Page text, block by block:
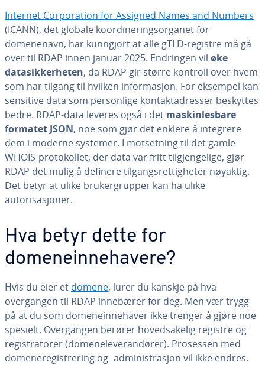
Internet Corporation for Assigned Names and Numbers
(ICANN), det globale koordineringsorganet for
domenenavn, har kunngjort at alle gTLD-registre må gå
over til RDAP innen januar 2025. Endringen vil øke
datasikkerheten, da RDAP gir større kontroll over hvem
som har tilgang til hvilken informasjon. For eksempel kan
sensitive data som personlige kontaktadresser beskyttes
bedre. RDAP-data leveres også i det maskinlesbare
formatet JSON, noe som gjør det enklere å integrere
dem i moderne systemer. I motsetning til det gamle
WHOIS-protokollet, der data var fritt tilgjengelige, gjør
RDAP det mulig å definere tilgangsrettigheter nøyaktig.
Det betyr at ulike brukergrupper kan ha ulike
autorisasjoner.
Hva betyr dette for
domeneinnehavere?
Hvis du eier et domene, lurer du kanskje på hva
overgangen til RDAP innebærer for deg. Men vær trygg
på at du som domeneinnehaver ikke trenger å gjøre noe
spesielt. Overgangen berører hovedsakelig registre og
registratorer (domeneleverandører). Prosessen med
domeneregistrering og -administrasjon vil ikke endres.